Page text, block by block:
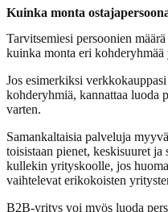
Kuinka monta
Tarvitsemiesi persoonien
kuinka monta eri kohderyhmää
Jos esimerkiksi
kohderyhmiä, kannattaa luoda
varten.
Samankaltaisia palveluja
toisistaan pienet, keskisuuret
kullekin yrityskoolle, jos
vaihtelevat erikokoisten
B2B-yritys voi myös luoda